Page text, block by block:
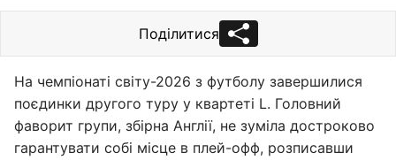
Поділитися
На чемпіонаті світу-2026 з футболу завершилися
поєдинки другого туру у квартеті L. Головний
фаворит групи, збірна Англії, не зуміла достроково
гарантувати собі місце в плей-офф, розписавши